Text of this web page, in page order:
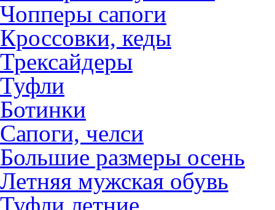
Чопперы сапоги
Кроссовки, кеды
Трексайдеры
Туфли
Ботинки
Сапоги, челси
Большие размеры осень
Летняя мужская обувь